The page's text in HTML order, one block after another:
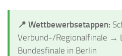
📍 Wettbewerbsetappen:
Verbund-/Regionalfinale →
Bundesfinale in Berlin